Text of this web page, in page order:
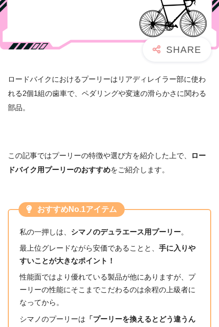
ロードバイクにおけるプーリーはリアディレイラー部に使わ
れる2個1組の歯車で、ペダリングや変速の滑らかさに関わる
部品。
この記事ではプーリーの特徴や選び方を紹介した上で、
ロー
ドバイク用プーリーのおすすめをご紹介します。
おすすめNo.1アイテム
私の一押しは、 シマノのデュラエース用プーリー。
最上位グレードながら安価であることと、 手に入りや
すいことが大きなポイント！
性能面ではより優れている製品が他にありますが、プ
ーリーの性能にそこまでこだわるのは余程の上級者に
なってから。
シマノのプーリーは 「プーリーを換えるとどう違うん